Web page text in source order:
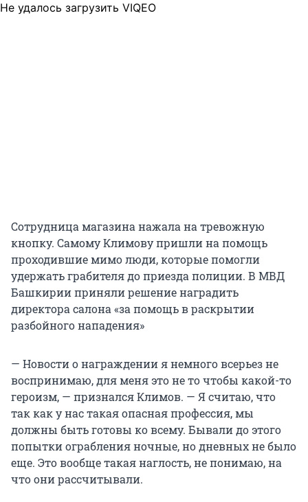
Не удалось загрузить VIQEO
Сотрудница магазина нажала на тревожную
кнопку. Самому Климову пришли на помощь
проходившие мимо люди, которые помогли
удержать грабителя до приезда полиции. В МВД
Башкирии приняли решение наградить
директора салона «за помощь в раскрытии
разбойного нападения»
— Новости о награждении я немного всерьез не
воспринимаю, для меня это не то чтобы какой-то
героизм, — признался Климов. — Я считаю, что
так как у нас такая опасная профессия, мы
должны быть готовы ко всему. Бывали до этого
попытки ограбления ночные, но дневных не было
еще. Это вообще такая наглость, не понимаю, на
что они рассчитывали.